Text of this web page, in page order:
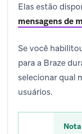
Elas estão
mensagens de
Se você
para a Braze
selecionar qual
usuários.
Nota